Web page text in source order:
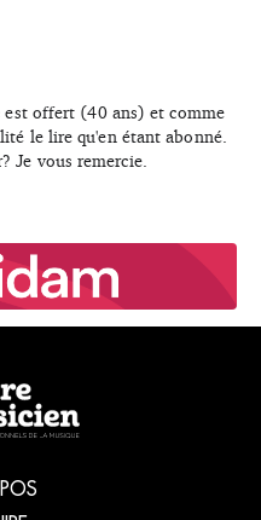
offert (40 ans) et comme
le lire qu'en étant abonné.
Je vous remercie.